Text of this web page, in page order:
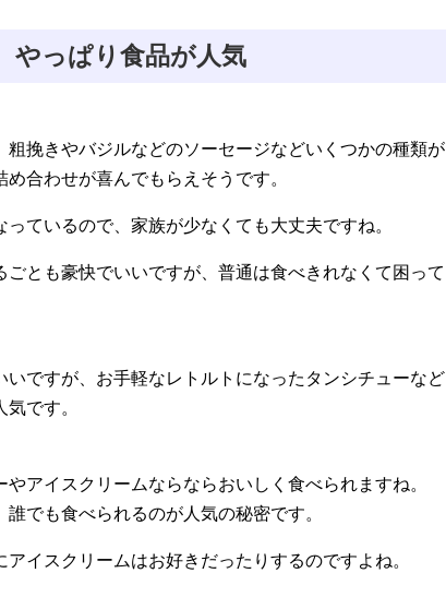
やっぱり食品が人気
挽きやバジルなどのソーセージなどいくつかの種類が
合わせが喜んでもらえそうです。
ているので、家族が少なくても大丈夫ですね。
とも豪快でいいですが、普通は食べきれなくて困って
ですが、お手軽なレトルトになったタンシチューなど
です。
アイスクリームならならおいしく食べられますね。
でも食べられるのが人気の秘密です。
イスクリームはお好きだったりするのですよね。